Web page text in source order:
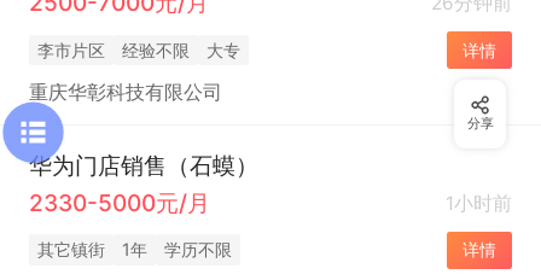
李市片区 经验不限 大专 详情
重庆华彰科技有限公司
华为门店销售（石蟆）
2330-5000元/月
1小时前
其它镇街 1年 学历不限 详情
分享